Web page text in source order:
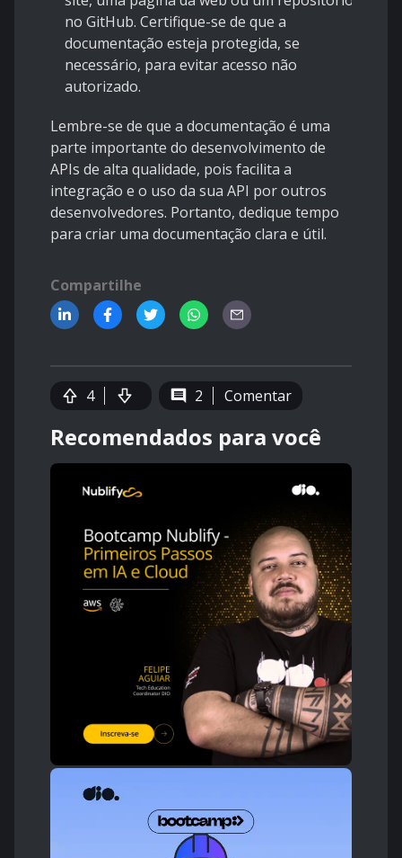
no GitHub. Certifique-se de que a
documentação esteja protegida, se
necessário, para evitar acesso não
autorizado.
Lembre-se de que a documentação é uma
parte importante do desenvolvimento de
APIs de alta qualidade, pois facilita a
integração e o uso da sua API por outros
desenvolvedores. Portanto, dedique tempo
para criar uma documentação clara e útil.
Compartilhe
4 2 Comentar
Recomendados para você